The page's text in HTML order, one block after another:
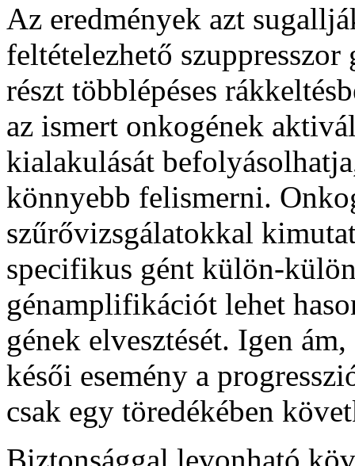
Az eredmények azt
feltételezhető szuppresszor
részt többlépéses
az ismert onkogének
kialakulását
könnyebb felismerni.
szűrővizsgálatokkal
specifikus gént külön-
génamplifikációt lehet
gének elvesztését. Igen
késői esemény a
csak egy töredékében
Biztonsággal levonható